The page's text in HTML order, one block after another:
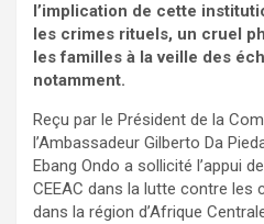
l’implication de cette
les crimes rituels, un cruel
les familles à la veille des
notamment.
Reçu par le Président de la
l’Ambassadeur Gilberto Da
Ebang Ondo a sollicité l’appui
CEEAC dans la lutte contre les
dans la région d’Afrique